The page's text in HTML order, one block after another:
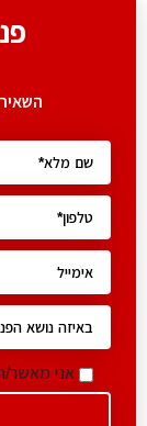
אני מאשר/